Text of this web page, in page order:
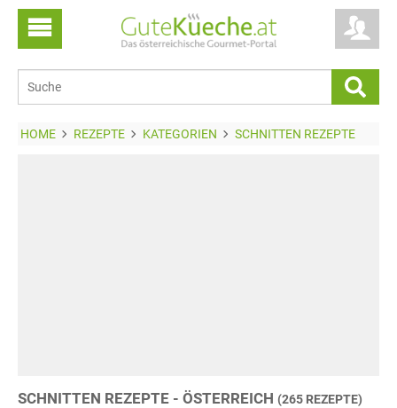
HOME REZEPTE KATEGORIEN SCHNITTEN REZEPTE
SCHNITTEN REZEPTE - ÖSTERREICH (265 REZEPTE)